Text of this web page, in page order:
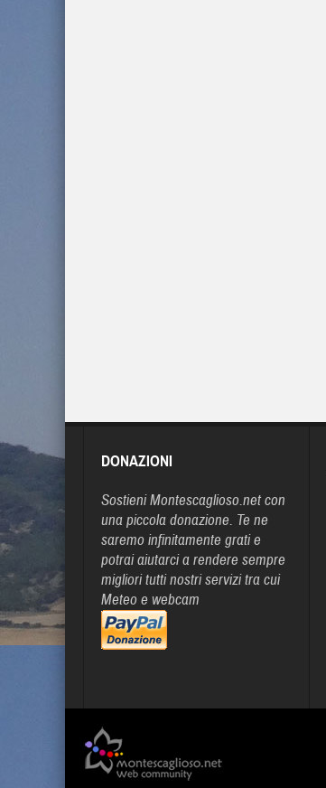
DONAZIONI
Sostieni Montescaglioso.net con
una piccola donazione. Te ne
saremo infinitamente grati e
potrai aiutarci a rendere sempre
migliori tutti nostri servizi tra cui
Meteo e webcam